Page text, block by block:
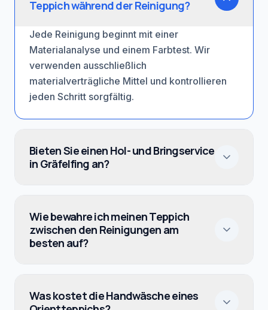
Teppich während der Reinigung?
Jede Reinigung beginnt mit einer
Materialanalyse und einem Farbtest. Wir
verwenden ausschließlich
materialverträgliche Mittel und kontrollieren
jeden Schritt sorgfältig.
Bieten Sie einen Hol- und Bringservice
in Gräfelfing an?
Wie bewahre ich meinen Teppich
zwischen den Reinigungen am
besten auf?
Was kostet die Handwäsche eines